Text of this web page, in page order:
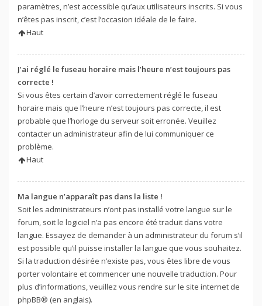
paramètres, n’est accessible qu’aux utilisateurs inscrits. Si vous
n’êtes pas inscrit, c’est l’occasion idéale de le faire.
Haut
J’ai réglé le fuseau horaire mais l’heure n’est toujours pas
correcte !
Si vous êtes certain d’avoir correctement réglé le fuseau
horaire mais que l’heure n’est toujours pas correcte, il est
probable que l’horloge du serveur soit erronée. Veuillez
contacter un administrateur afin de lui communiquer ce
problème.
Haut
Ma langue n’apparaît pas dans la liste !
Soit les administrateurs n’ont pas installé votre langue sur le
forum, soit le logiciel n’a pas encore été traduit dans votre
langue. Essayez de demander à un administrateur du forum s’il
est possible qu’il puisse installer la langue que vous souhaitez.
Si la traduction désirée n’existe pas, vous êtes libre de vous
porter volontaire et commencer une nouvelle traduction. Pour
plus d’informations, veuillez vous rendre surle site internet de
phpBB® (en anglais).